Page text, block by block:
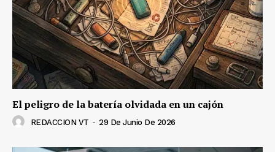
El peligro de la batería olvidada en un cajón
REDACCION VT - 29 De Junio De 2026